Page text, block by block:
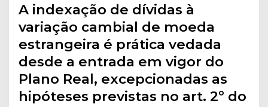
A indexação de dívidas à
variação cambial de moeda
estrangeira é prática vedada
desde a entrada em vigor do
Plano Real, excepcionadas as
hipóteses previstas no art. 2º do